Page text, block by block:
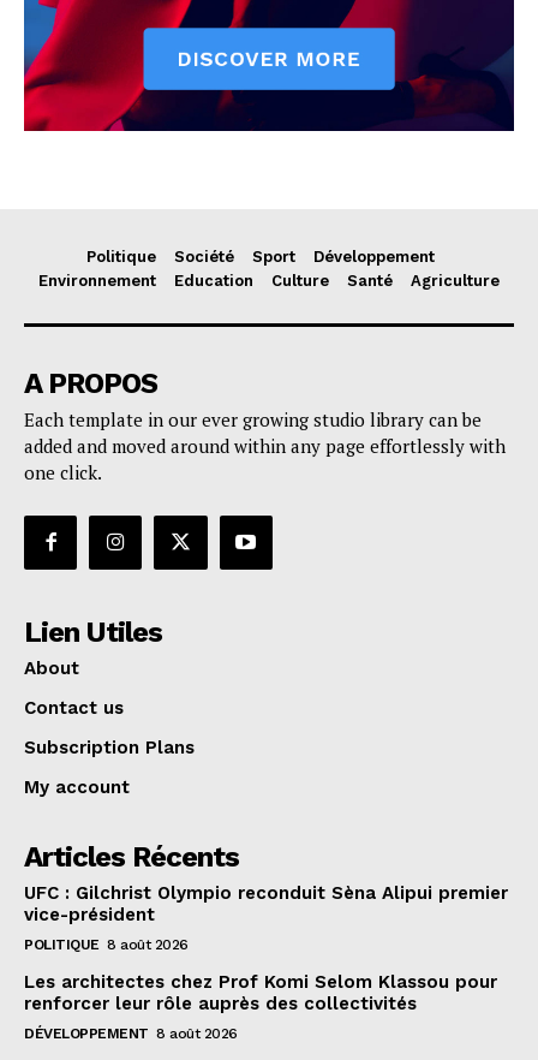
Politique Société Sport
Développement
Environnement
Education Culture Santé Agriculture
A PROPOS
Each template in our ever growing studio library can be
added and moved around within any page effortlessly with
one click.
Lien Utiles
About
Contact us
Subscription Plans
My account
Articles Récents
UFC : Gilchrist Olympio reconduit Sèna Alipui premier
vice-président
POLITIQUE 8 août 2026
Les architectes chez Prof Komi Selom Klassou pour
renforcer leur rôle auprès des collectivités
DÉVELOPPEMENT 8 août 2026